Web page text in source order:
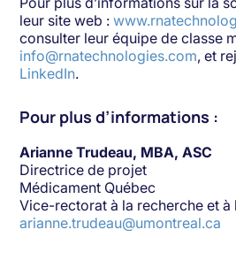
leur site web :
consulter leur équipe de classe
info@rnatechnologies.com, et
LinkedIn.
Pour plus d’informations :
Arianne Trudeau, MBA, ASC
Directrice de projet
Médicament Québec
Vice-rectorat à la recherche et à
arianne.trudeau@umontreal.ca